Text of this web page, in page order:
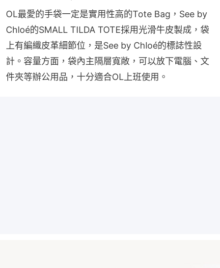
OL最愛的手袋一定是實用性高的Tote Bag，See by
Chloé的SMALL TILDA TOTE採用光滑牛皮製成，袋
上有編織皮革細節位，是See by Chloé的標誌性設
計。容量方面，袋內主隔層寬敞，可以放下電腦、文
件夾等辦公用品，十分適合OL上班使用。